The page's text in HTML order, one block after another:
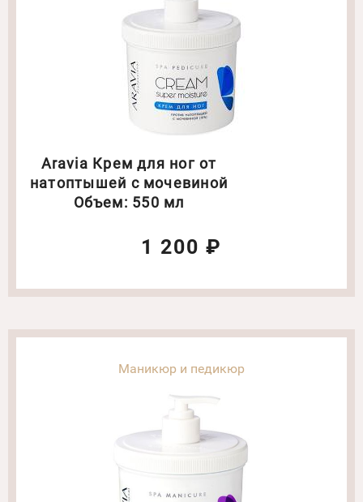
Aravia Крем для ног от
натоптышей с мочевиной
Объем: 550 мл
1 200 ₽
Маникюр и педикюр